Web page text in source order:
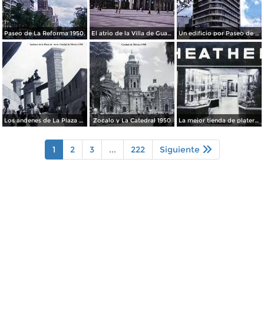
Paseo de La Reforma 1950. El atrio de la Villa de Guadalupe 1950. Un edificio por Paseo de La Reforma 1950
Los andenes de La Plaza de toros Ciudad de México 1950 Zocalo y La Catedral 1950 La mejor tienda de plateria.
1 2 3 ... 222 Siguiente